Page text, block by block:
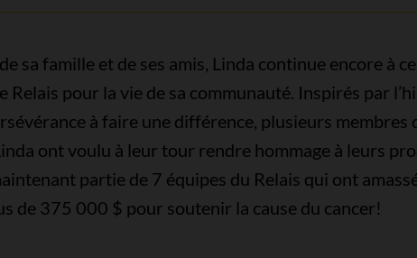
sa famille et de ses amis, Linda continue encore à
Relais pour la vie de sa communauté. Inspirés par
à faire une différence, plusieurs membres
ont voulu à leur tour rendre hommage à leurs
partie de 7 équipes du Relais qui ont
de 375 000 $ pour soutenir la cause du cancer!